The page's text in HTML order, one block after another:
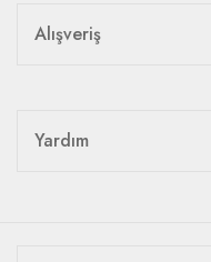
Alışveriş
Yardım